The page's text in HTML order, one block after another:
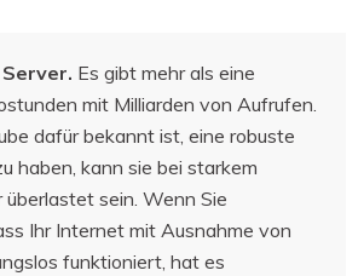
Es gibt mehr als eine
mit Milliarden von Aufrufen.
dafür bekannt ist, eine robuste
haben, kann sie bei starkem
sein. Wenn Sie
Ihr Internet mit Ausnahme von
funktioniert, hat es